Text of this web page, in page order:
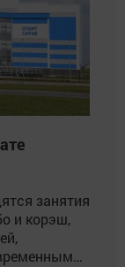
занятия
и корэш,